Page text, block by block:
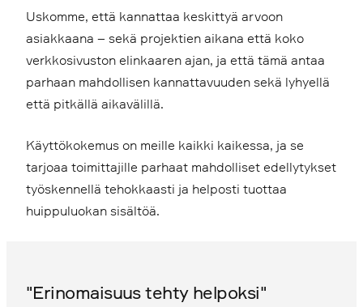
Uskomme, että kannattaa keskittyä arvoon
asiakkaana – sekä projektien aikana että koko
verkkosivuston elinkaaren ajan, ja että tämä antaa
parhaan mahdollisen kannattavuuden sekä lyhyellä
että pitkällä aikavälillä.
Käyttökokemus on meille kaikki kaikessa, ja se
tarjoaa toimittajille parhaat mahdolliset edellytykset
työskennellä tehokkaasti ja helposti tuottaa
huippuluokan sisältöä.
"Erinomaisuus tehty helpoksi"